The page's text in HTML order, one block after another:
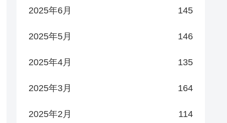
2025年6月 145
2025年5月 146
2025年4月 135
2025年3月 164
2025年2月 114